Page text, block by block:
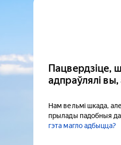
Пацвердзіце,
адпраўлялі
Нам вельмі шкада,
прылады падобныя
гэта магло адбыцца?